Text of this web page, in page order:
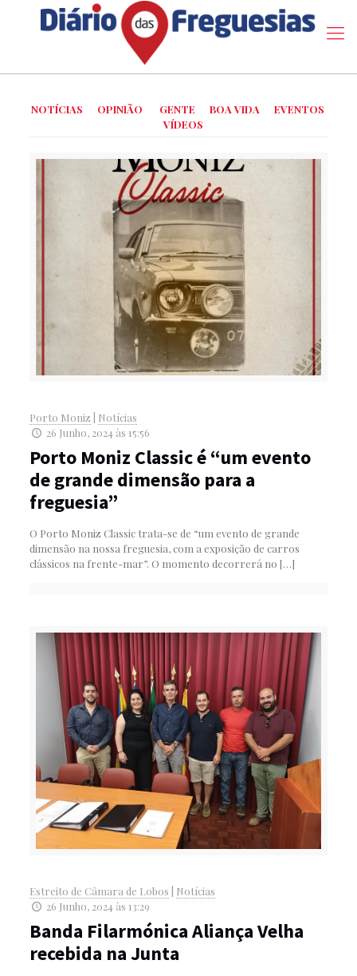
NOTÍCIAS OPINIÃO GENTE BOA VIDA
EVENTOS
VÍDEOS
Porto Moniz
Notícias
26 Junho, 2024 às 15:56
Porto Moniz Classic é “um evento
de grande dimensão para a
freguesia”
O Porto Moniz Classic trata-se de “um evento de grande
dimensão na nossa freguesia, com a exposição de carros
clássicos na frente-mar”. O momento decorrerá no […]
Estreito de Câmara de Lobos
Notícias
26 Junho, 2024 às 13:29
Banda Filarmónica Aliança Velha
recebida na Junta